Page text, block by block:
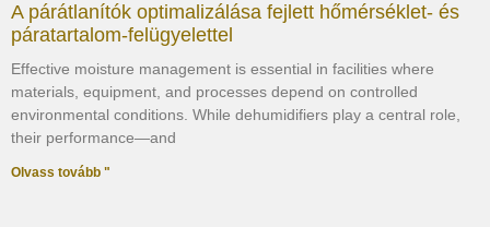
A párátlanítók optimalizálása fejlett hőmérséklet- és
páratartalom-felügyelettel
Effective moisture management is essential in facilities where
materials, equipment, and processes depend on controlled
environmental conditions. While dehumidifiers play a central role,
their performance—and
Olvass tovább "